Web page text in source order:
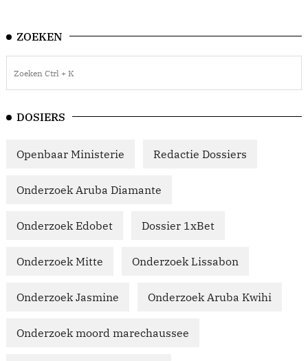
ZOEKEN
DOSIERS
Openbaar Ministerie Redactie Dossiers
Onderzoek Aruba Diamante
Onderzoek Edobet Dossier 1xBet
Onderzoek Mitte Onderzoek Lissabon
Onderzoek Jasmine Onderzoek Aruba Kwihi
Onderzoek moord marechaussee